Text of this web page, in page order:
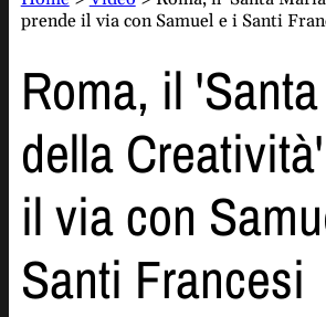
prende il via con Samuel e i Santi
Roma, il
della
il via con
Santi Francesi